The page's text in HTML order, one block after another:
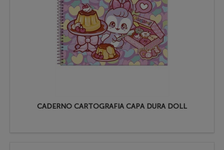
CADERNO CARTOGRAFIA CAPA DURA DOLL